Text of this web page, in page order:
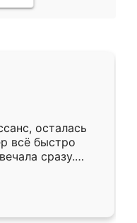
осталась
всё быстро
сразу.
подошёл к
Собрали
даже